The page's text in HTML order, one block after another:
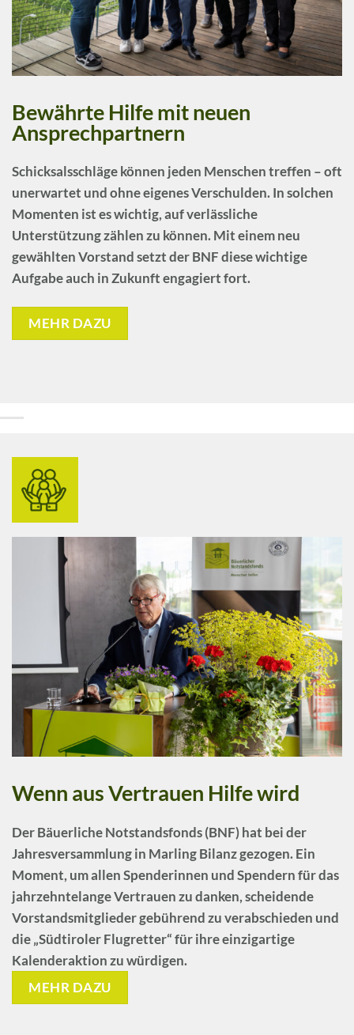
Bewährte Hilfe mit neuen
Ansprechpartnern
Schicksalsschläge können jeden Menschen treffen – oft
unerwartet und ohne eigenes Verschulden. In solchen
Momenten ist es wichtig, auf verlässliche
Unterstützung zählen zu können. Mit einem neu
gewählten Vorstand setzt der BNF diese wichtige
Aufgabe auch in Zukunft engagiert fort.
MEHR DAZU
Wenn aus Vertrauen Hilfe wird
Der Bäuerliche Notstandsfonds (BNF) hat bei der
Jahresversammlungin Marling Bilanz gezogen. Ein
Moment, um allen Spenderinnen und Spendern für das
jahrzehntelange Vertrauen zu danken, scheidende
Vorstandsmitglieder gebührend zu verabschieden und
die„Südtiroler Flugretter“für ihre einzigartige
Kalenderaktion zu würdigen.
MEHR DAZU